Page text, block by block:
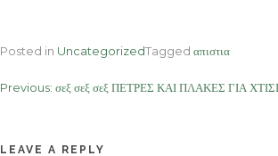
Posted in UncategorizedTagged απιστια
Post
Previous: σεξ σεξ σεξ ΠΕΤΡΕΣ ΚΑΙ ΠΛΑΚΕΣ ΓΙΑ
LEAVE A REPLY